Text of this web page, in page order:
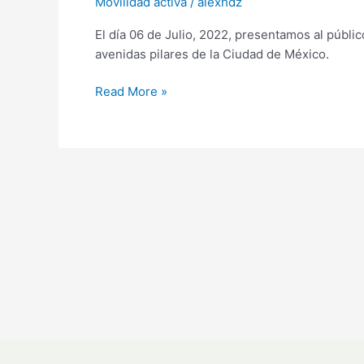
El día 06 de Julio, 2022, presentamos al
avenidas pilares de la Ciudad de México.
MOVILIDAD
SUSTENTABLE
INTELIGENTE
Read More »